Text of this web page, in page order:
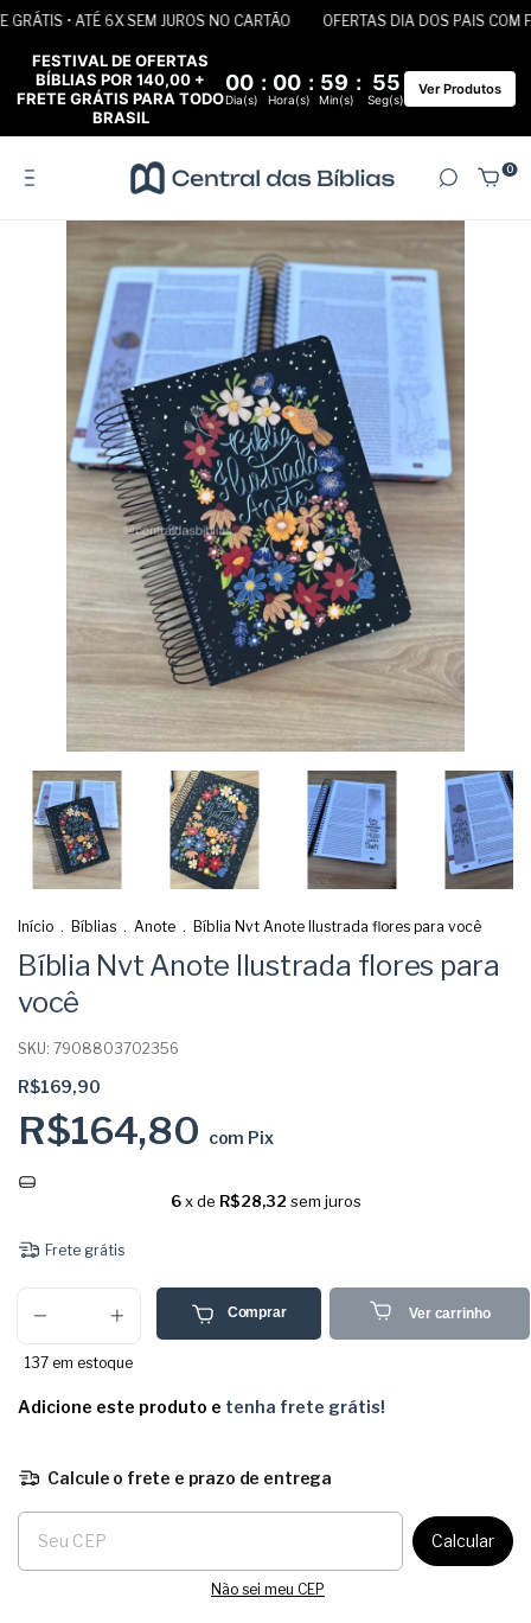
• ATÉ 6X SEM JUROS NO CARTÃO OFERTAS DIA DOS PAIS COM
FESTIVAL DE OFERTAS
BÍBLIAS POR 140,00 +
FRETE GRÁTIS PARA TODO
BRASIL
00 : 00 : 59 : 54
Dia(s) Hora(s) Min(s) Seg(s)
Ver Produtos
0
Início . Bíblias . Anote . Bíblia Nvt Anote Ilustrada flores para você
Bíblia Nvt Anote Ilustrada flores para
você
SKU: 7908803702356
R$169,90
R$164,80 com Pix
6 x de R$28,32 sem juros
Frete grátis
137em estoque
Comprar Ver carrinho
Adicione este produto e tenha frete grátis!
Calcule o frete e prazo de entrega
Entregas para o CEP:
Calcular
Não sei meu CEP